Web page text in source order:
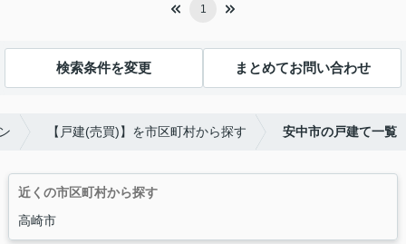
1
検索条件を変更 まとめてお問い合わせ
【戸建(売買)】を市区町村から探す 安中市の戸建て一覧
近くの市区町村から探す
高崎市